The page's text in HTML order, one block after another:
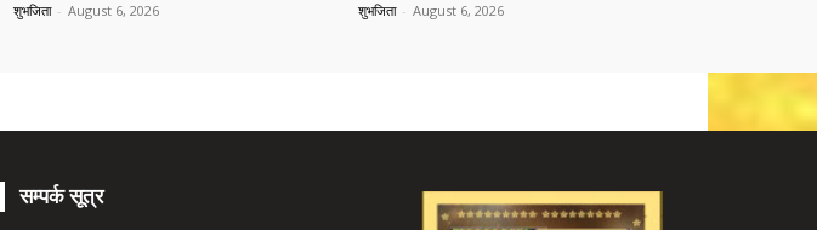
शुभजिता - August 6, 2026 शुभजिता - August 6, 2026
सम्पर्क सूत्र